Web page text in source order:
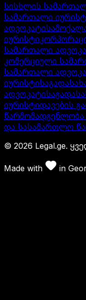
სისხლის
სამართალი
ადვოკატი
იურისტი
სამართალი
კომერციული
სამართალი
იურისტი
ადვოკატი
იურისტიდავების
და სასამართლო
© 2026 Legal.ge.
Made with in